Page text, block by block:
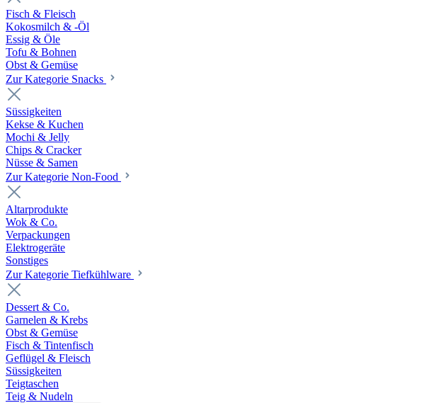
Fisch & Fleisch
Kokosmilch & -Öl
Essig & Öle
Tofu & Bohnen
Obst & Gemüse
Zur Kategorie Snacks
Süssigkeiten
Kekse & Kuchen
Mochi & Jelly
Chips & Cracker
Nüsse & Samen
Zur Kategorie Non-Food
Altarprodukte
Wok & Co.
Verpackungen
Elektrogeräte
Sonstiges
Zur Kategorie Tiefkühlware
Dessert & Co.
Garnelen & Krebs
Obst & Gemüse
Fisch & Tintenfisch
Geflügel & Fleisch
Süssigkeiten
Teigtaschen
Teig & Nudeln